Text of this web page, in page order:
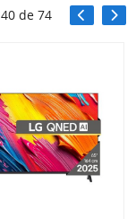
40de 74